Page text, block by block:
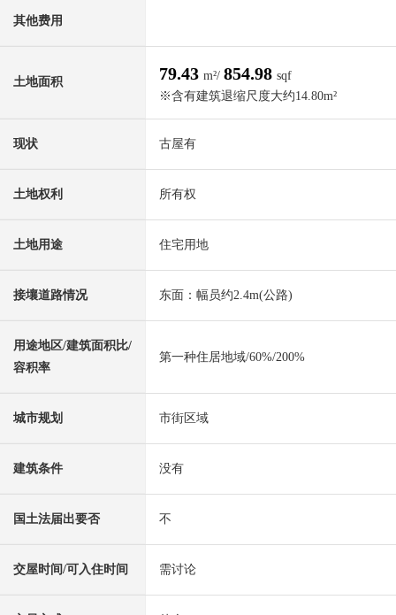
其他费用
土地面积 79.43 m²/ 854.98 sqf
※含有建筑退缩尺度大约14.80m²
现状 古屋有
土地权利 所有权
土地用途 住宅用地
接壤道路情况 东面：幅员约2.4m(公路)
用途地区/建筑面积比/
容积率
第一种住居地域/60%/200%
城市规划 市街区域
建筑条件 没有
国土法届出要否 不
交屋时间/可入住时间 需讨论